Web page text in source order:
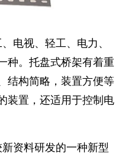
电视、轻工、电力、
种。托盘式桥架有着重
结构简略，装置方便等
装置，还适用于控制电
资料研发的一种新型